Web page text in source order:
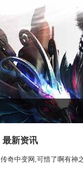
最新资讯
传奇中变网,可惜了啊有神